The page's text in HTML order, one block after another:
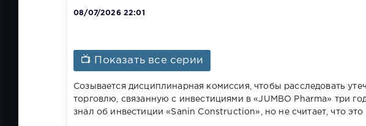
08/07/2026 22:01
📺 Показать все серии
Созывается дисциплинарная комиссия, чтобы расследовать
торговлю, связанную с инвестициями в «JUMBO Pharma» три
знал об инвестиции «Sanin Construction», но не считает, что